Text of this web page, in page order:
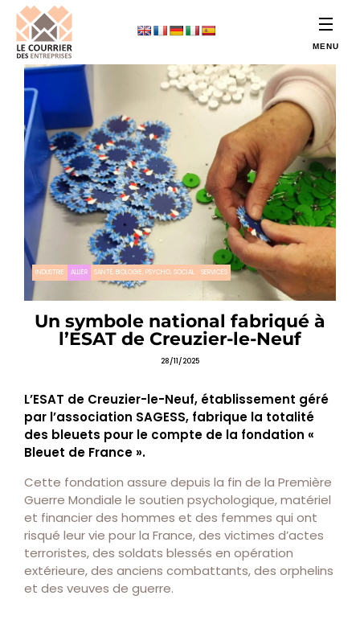
INDUSTRIE ALLIER SANTÉ, BIOLOGIE, PSYCHO, SOCIAL SERVICES
Un symbole national fabriqué à
l’ESAT de Creuzier-le-Neuf
28/11/2025
L’ESAT de Creuzier-le-Neuf, établissement géré
par l’association SAGESS, fabrique la totalité
des bleuets pour le compte de la fondation «
Bleuet de France ».
Cette fondation assure depuis la fin de la Première
Guerre Mondiale le soutien psychologique, matériel
et financier des hommes et des femmes qui ont
risqué leur vie pour la France, des victimes d’actes
terroristes, des soldats blessés en opération
extérieure, des anciens combattants, des orphelins
et des veuves de guerre.